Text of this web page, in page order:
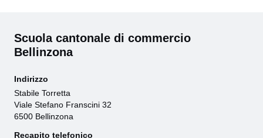
Scuola cantonale di commercio
Bellinzona
Indirizzo
Stabile Torretta
Viale Stefano Franscini 32
6500 Bellinzona
Recapito telefonico